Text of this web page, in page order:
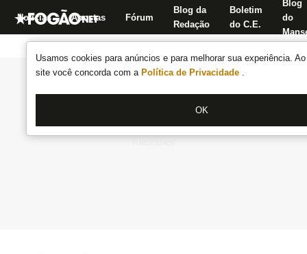
Usamos cookies para anúncios e para melhorar sua experiência.
site você concorda com a Política de Privacidade .
OK
Notícias Apostas Fórum
Blog da
Redação
Boletim
do C.E.
Blog
do